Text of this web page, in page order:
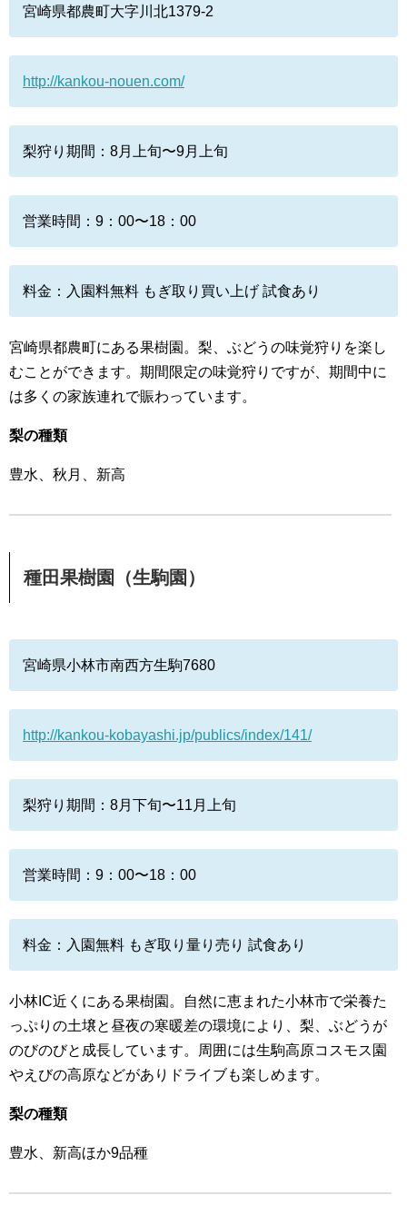
宮崎県都農町大字川北1379-2
http://kankou-nouen.com/
梨狩り期間：8月上旬〜9月上旬
営業時間：9：00〜18：00
料金：入園料無料 もぎ取り買い上げ 試食あり
宮崎県都農町にある果樹園。梨、ぶどうの味覚狩りを楽し
むことができます。期間限定の味覚狩りですが、期間中に
は多くの家族連れで賑わっています。
梨の種類
豊水、秋月、新高
種田果樹園（生駒園）
宮崎県小林市南西方生駒7680
http://kankou-kobayashi.jp/publics/index/141/
梨狩り期間：8月下旬〜11月上旬
営業時間：9：00〜18：00
料金：入園無料 もぎ取り量り売り 試食あり
小林IC近くにある果樹園。自然に恵まれた小林市で栄養た
っぷりの土壌と昼夜の寒暖差の環境により、梨、ぶどうが
のびのびと成長しています。周囲には生駒高原コスモス園
やえびの高原などがありドライブも楽しめます。
梨の種類
豊水、新高ほか9品種